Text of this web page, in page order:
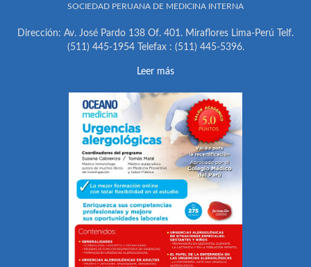
SOCIEDAD PERUANA DE MEDICINA INTERNA
Dirección: Av. José Pardo 138 Of. 401. Miraflores Lima-Perú Telf.
(511) 445-1954 Telefax : (511) 445-5396.
Leer más